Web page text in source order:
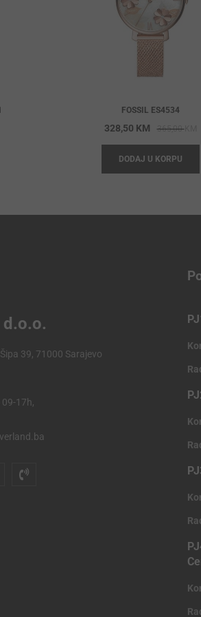
KM.
KM.
FOSSIL ES4534
365,00KM
328,50 KM
DODAJ U KORPU
d.o.o.
39, 71000 Sarajevo
17h,